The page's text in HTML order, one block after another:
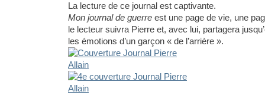
La lecture de ce journal est captivante.
Mon journal de guerre est une page de vie, une
le lecteur suivra Pierre et, avec lui, partagera
les émotions d’un garçon « de l’arrière ».